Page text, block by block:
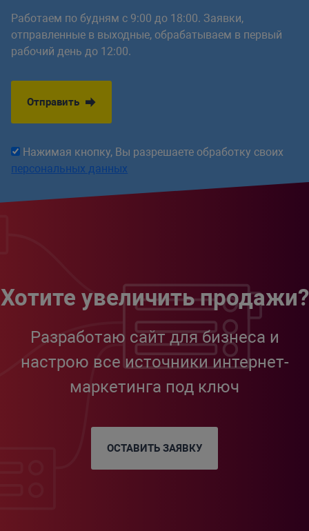
Работаем по будням с 9:00 до 18:00. Заявки,
отправленные в выходные, обрабатываем в первый
рабочий день до 12:00.
Отправить
Нажимая кнопку, Вы разрешаете обработку своих
персональных данных
Хотите увеличить продажи?
Разработаю сайт для бизнеса и
настрою все источники интернет-
маркетинга под ключ
ОСТАВИТЬ ЗАЯВКУ